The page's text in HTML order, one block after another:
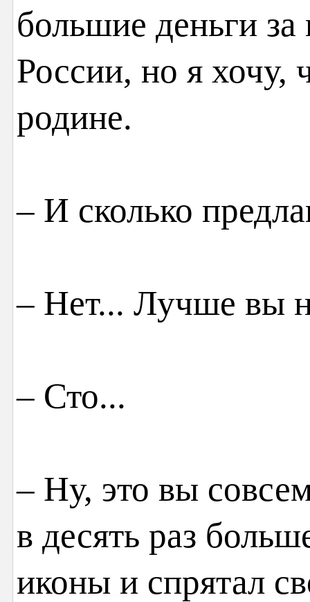
большие деньги за
России, но я хочу,
родине.
– И сколько
– Нет... Лучше вы
– Сто...
– Ну, это вы
в десять раз
иконы и спрятал